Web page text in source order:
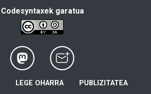
Codesyntaxek garatua
LEGE OHARRA PUBLIZITATEA